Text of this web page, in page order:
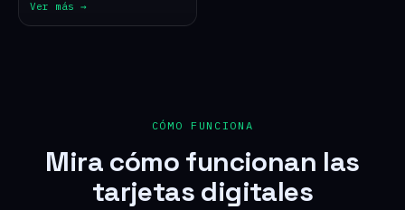
disponible con un solo toque.
Ver más →
CÓMO FUNCIONA
Mira cómo funcionan las
tarjetas digitales